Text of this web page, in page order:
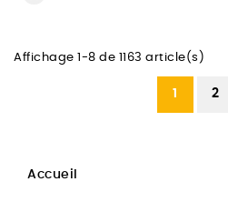
Affichage 1-8 de 1163 article(s)
1 2
Accueil